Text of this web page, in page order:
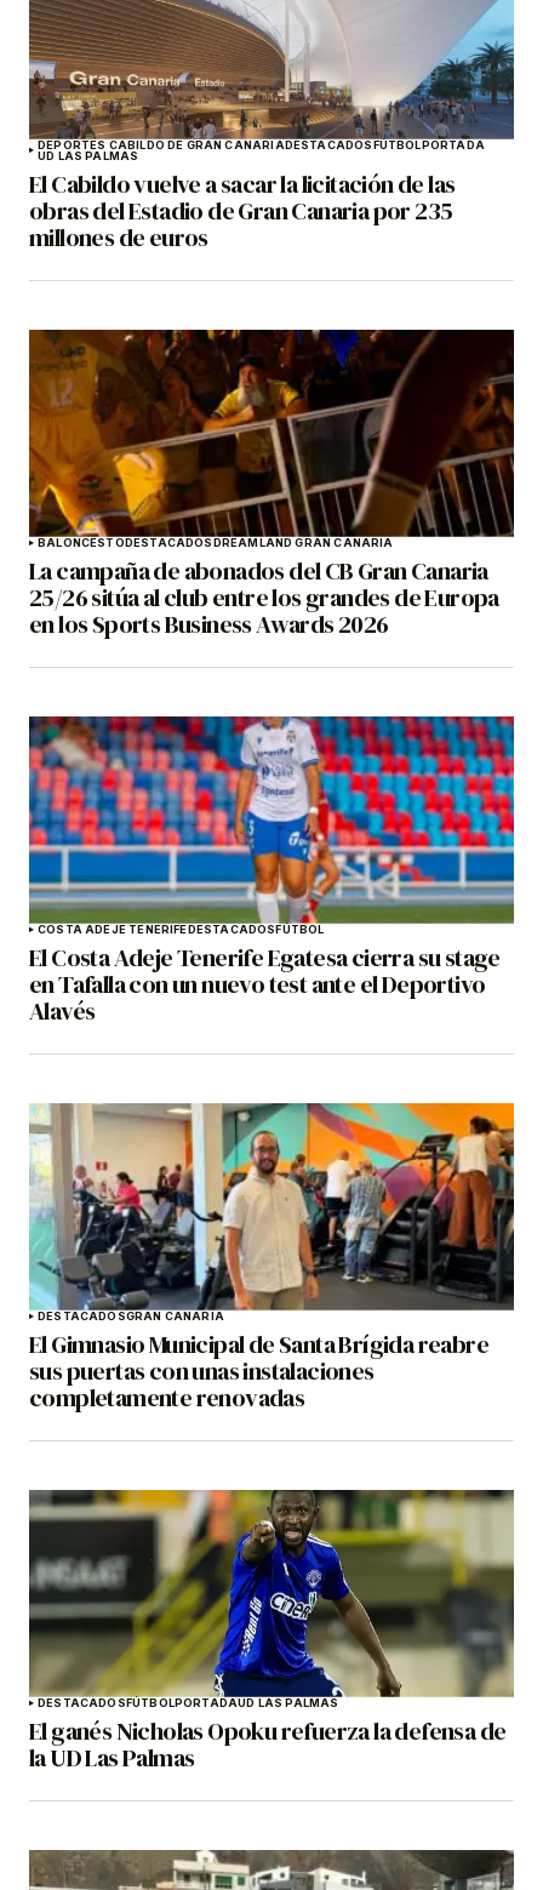
DEPORTES CABILDO DE GRAN CANARIADESTACADOSFÚTBOLPORTADA
UD LAS PALMAS
El Cabildo vuelve a sacar la licitación de las
obras del Estadio de Gran Canaria por 235
millones de euros
BALONCESTODESTACADOSDREAMLAND GRAN CANARIA
La campaña de abonados del CB Gran Canaria
25/26 sitúa al club entre los grandes de Europa
en los Sports Business Awards 2026
COSTA ADEJE TENERIFEDESTACADOSFÚTBOL
El Costa Adeje Tenerife Egatesa cierra su stage
en Tafalla con un nuevo test ante el Deportivo
Alavés
DESTACADOSGRAN CANARIA
El Gimnasio Municipal de Santa Brígida reabre
sus puertas con unas instalaciones
completamente renovadas
DESTACADOSFÚTBOLPORTADAUD LAS PALMAS
El ganés Nicholas Opoku refuerza la defensa de
la UD Las Palmas